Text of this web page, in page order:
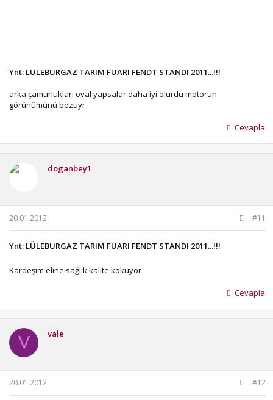
Ynt: LÜLEBURGAZ TARIM FUARI FENDT STANDI 2011...!!!
arka çamurlukları oval yapsalar daha iyi olurdu motorun
görünümünü bozuyr
Cevapla
doganbey1
20.01.2012 #11
Ynt: LÜLEBURGAZ TARIM FUARI FENDT STANDI 2011...!!!
Kardeşim eline sağlık kalite kokuyor
Cevapla
V vale
20.01.2012 #12